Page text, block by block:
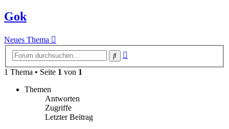
Gok
Neues Thema
Suche
1 Thema • Seite 1 von 1
Themen
Antworten
Zugriffe
Letzter Beitrag